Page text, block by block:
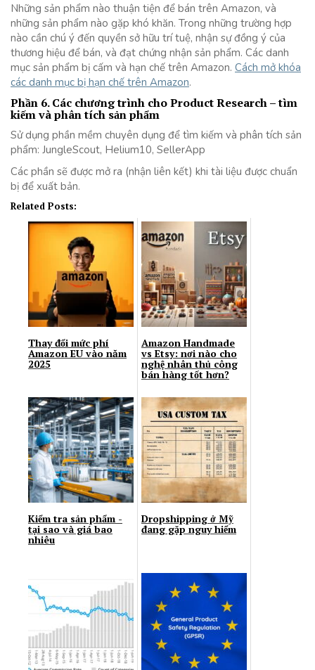
Những sản phẩm nào thuận tiện để bán trên Amazon, và
những sản phẩm nào gặp khó khăn. Trong những trường hợp
nào cần chú ý đến quyền sở hữu trí tuệ, nhận sự đồng ý của
thương hiệu để bán, và đạt chứng nhận sản phẩm. Các danh
mục sản phẩm bị cấm và hạn chế trên Amazon. Cách mở khóa
các danh mục bị hạn chế trên Amazon.
Phần 6. Các chương trình cho Product Research – tìm
kiếm và phân tích sản phẩm
Sử dụng phần mềm chuyên dụng để tìm kiếm và phân tích sản
phẩm: JungleScout, Helium10, SellerApp
Các phần sẽ được mở ra (nhận liên kết) khi tài liệu được chuẩn
bị để xuất bản.
Related Posts:
Thay đổi mức phí
Amazon EU vào năm
2025
Amazon Handmade
vs Etsy: nơi nào cho
nghệ nhân thủ công
bán hàng tốt hơn?
Kiểm tra sản phẩm -
tại sao và giá bao
nhiêu
Dropshipping ở Mỹ
đang gặp nguy hiểm